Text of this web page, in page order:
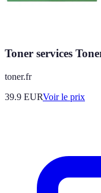
Toner services
toner.fr
39.9 EURVoir le prix